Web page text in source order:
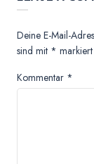
Deine E-Mail-
sind mit * markiert
Kommentar *